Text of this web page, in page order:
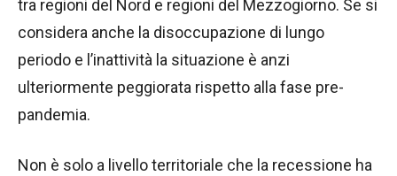
tra regioni del Nord e regioni del Mezzogiorno. Se si
considera anche la disoccupazione di lungo
periodo e l’inattività la situazione è anzi
ulteriormente peggiorata rispetto alla fase pre-
pandemia.
Non è solo a livello territoriale che la recessione ha